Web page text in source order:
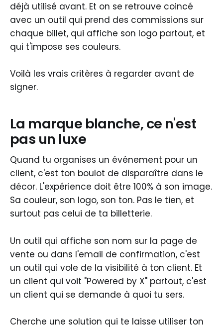
déjà utilisé avant. Et on se retrouve coincé
avec un outil qui prend des commissions sur
chaque billet, qui affiche son logo partout, et
qui t'impose ses couleurs.
Voilà les vrais critères à regarder avant de
signer.
La marque blanche, ce n'est
pas un luxe
Quand tu organises un événement pour un
client, c'est ton boulot de disparaître dans le
décor. L'expérience doit être 100% à son image.
Sa couleur, son logo, son ton. Pas le tien, et
surtout pas celui de ta billetterie.
Un outil qui affiche son nom sur la page de
vente ou dans l'email de confirmation, c'est
un outil qui vole de la visibilité à ton client. Et
un client qui voit "Powered by X" partout, c'est
un client qui se demande à quoi tu sers.
Cherche une solution qui te laisse utiliser ton